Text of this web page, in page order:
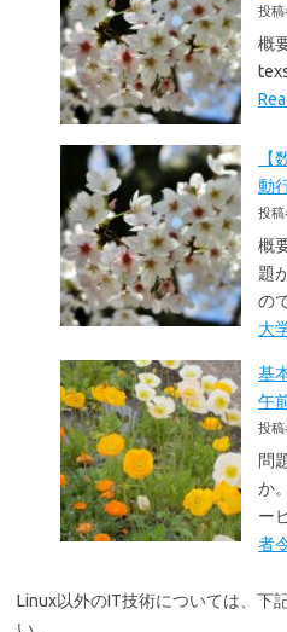
投稿
概
【
動
投稿
概
題
の
大
基
午
投稿
問
か
ー
者
Linux以外のIT技術については、下